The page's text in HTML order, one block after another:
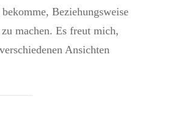
Beziehungsweise
machen. Es freut mich,
Ansichten